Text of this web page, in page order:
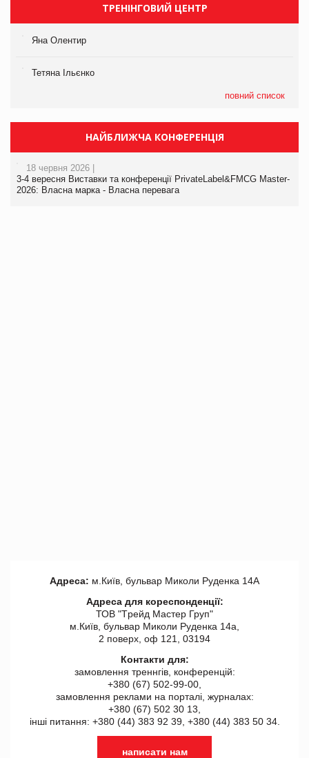
ТРЕНІНГОВИЙ ЦЕНТР
Яна Олентир
Тетяна Ільєнко
повний список
НАЙБЛИЖЧА КОНФЕРЕНЦІЯ
18 червня 2026 |
3-4 вересня Виставки та конференції PrivateLabel&FMCG Master-
2026: Власна марка - Власна перевага
Адреса: м.Київ, бульвар Миколи Руденка 14А
Адреса для кореспонденції:
ТОВ "Tрейд Мастер Груп"
м.Київ, бульвар Миколи Руденка 14а,
2 поверх, оф 121, 03194
Контакти для:
замовлення треннгів, конференцій:
+380 (67) 502-99-00,
замовлення реклами на порталі, журналах:
+380 (67) 502 30 13,
інші питання: +380 (44) 383 92 39, +380 (44) 383 50 34.
написати нам